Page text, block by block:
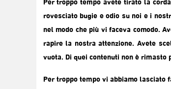
Per troppo tempo avete tirato la
rovesciato bugie e odio su noi e i
nel modo che più vi faceva comodo.
rapire la nostra attenzione. Avete
vuota. Di quei contenuti non è rimasto
Per troppo tempo vi abbiamo lasciato